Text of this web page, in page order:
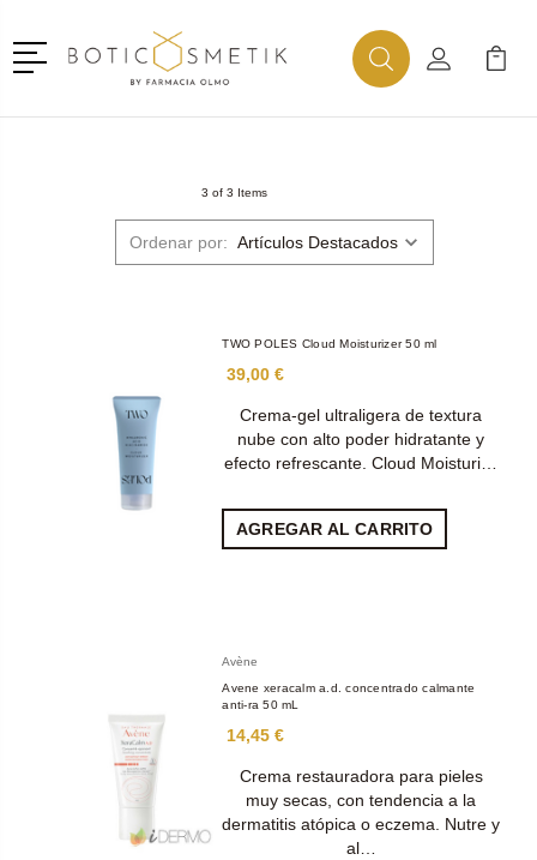
Menú
BuscarMi Cuenta
Mi
3 of 3 Items
Ordenar por:
TWO POLES Cloud Moisturizer 50 ml
39,00 €
Crema-gel ultraligera de textura
nube con alto poder hidratante y
efecto refrescante. Cloud Moisturi…
AGREGAR AL CARRITO
Avène
Avene xeracalm a.d. concentrado calmante
anti-ra 50 mL
14,45 €
Crema restauradora para pieles
muy secas, con tendencia a la
dermatitis atópica o eczema. Nutre y
al…